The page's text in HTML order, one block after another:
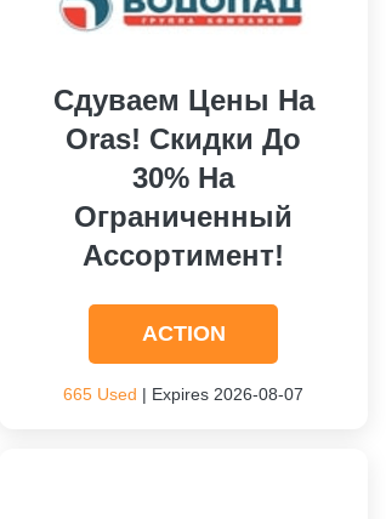
Сдуваем Цены На
Oras! Скидки До
30% На
Ограниченный
Ассортимент!
ACTION
665 Used | Expires 2026-08-07